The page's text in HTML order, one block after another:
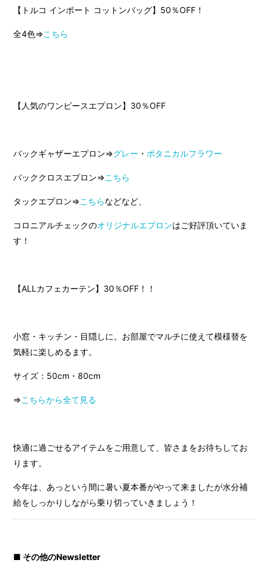
【トルコ インポート コットンバッグ】50％OFF！
全4色⇒こちら
【人気のワンピースエプロン】30％OFF
バックギャザーエプロン⇒グレー ・ ボタニカルフラワー
バッククロスエプロン⇒こちら
タックエプロン⇒こちらなどなど、
コロニアルチェックのオリジナルエプロンはご好評頂いていま
す！
【ALLカフェカーテン】30％OFF！！
小窓・キッチン・目隠しに。お部屋でマルチに使えて模様替を
気軽に楽しめるます。
サイズ：50cm・80cm
⇒こちらから全て見る
快適に過ごせるアイテムをご用意して、皆さまをお待ちしてお
ります。
今年は、あっという間に暑い夏本番がやって来ましたが水分補
給をしっかりしながら乗り切っていきましょう！
■ その他のNewsletter